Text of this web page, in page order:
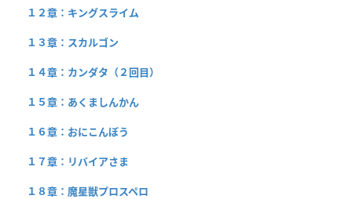
１２章：キングスライム
１３章：スカルゴン
１４章：カンダタ（２回目）
１５章：あくましんかん
１６章：おにこんぼう
１７章：リバイアさま
１８章：魔星獣プロスペロ